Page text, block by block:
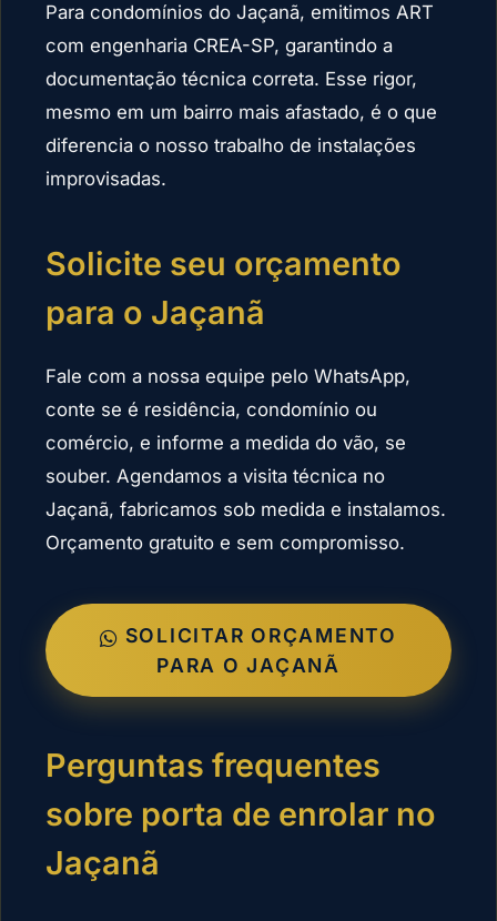
Para condomínios do Jaçanã, emitimos ART
com engenharia CREA-SP, garantindo a
documentação técnica correta. Esse rigor,
mesmo em um bairro mais afastado, é o que
diferencia o nosso trabalho de instalações
improvisadas.
Solicite seu orçamento
para o Jaçanã
Fale com a nossa equipe pelo WhatsApp,
conte se é residência, condomínio ou
comércio, e informe a medida do vão, se
souber. Agendamos a visita técnica no
Jaçanã, fabricamos sob medida e instalamos.
Orçamento gratuito e sem compromisso.
SOLICITAR ORÇAMENTO
PARA O JAÇANÃ
Perguntas frequentes
sobre porta de enrolar no
Jaçanã